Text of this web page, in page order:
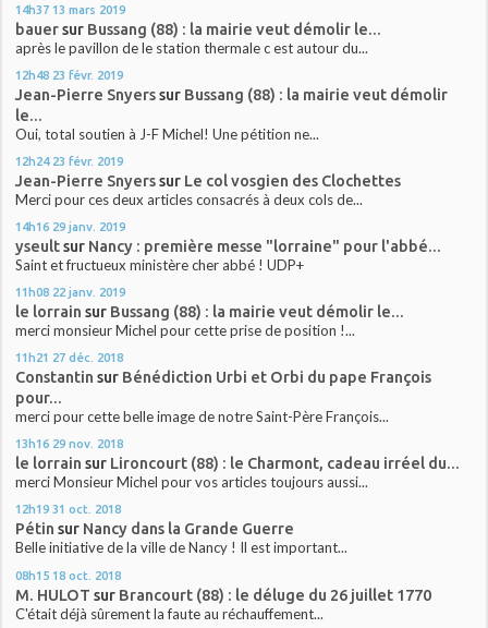
14h37 13 mars 2019
bauersur Bussang (88) : la mairie veut démolir le...
après le pavillon de le station thermale c est autour du...
12h48 23 févr. 2019
Jean-Pierre Snyerssur Bussang (88) : la mairie veut démolir
le...
Oui, total soutien à J-F Michel! Une pétition ne...
12h24 23 févr. 2019
Jean-Pierre Snyerssur Le col vosgien des Clochettes
Merci pour ces deux articles consacrés à deux cols de...
14h16 29 janv. 2019
yseultsur Nancy : première messe "lorraine" pour l'abbé...
Saint et fructueux ministère cher abbé ! UDP+
11h08 22 janv. 2019
le lorrain sur Bussang (88) : la mairie veut démolir le...
merci monsieur Michel pour cette prise de position !...
11h21 27 déc. 2018
Constantin sur Bénédiction Urbi et Orbi du pape François
pour...
merci pour cette belle image de notre Saint-Père François...
13h16 29 nov. 2018
le lorrain sur Lironcourt (88) : le Charmont, cadeau irréel du...
merci Monsieur Michel pour vos articles toujours aussi...
12h19 31 oct. 2018
Pétin sur Nancy dans la Grande Guerre
Belle initiative de la ville de Nancy ! Il est important...
08h15 18 oct. 2018
M. HULOT sur Brancourt (88) : le déluge du 26 juillet 1770
C'était déjà sûrement la faute au réchauffement...